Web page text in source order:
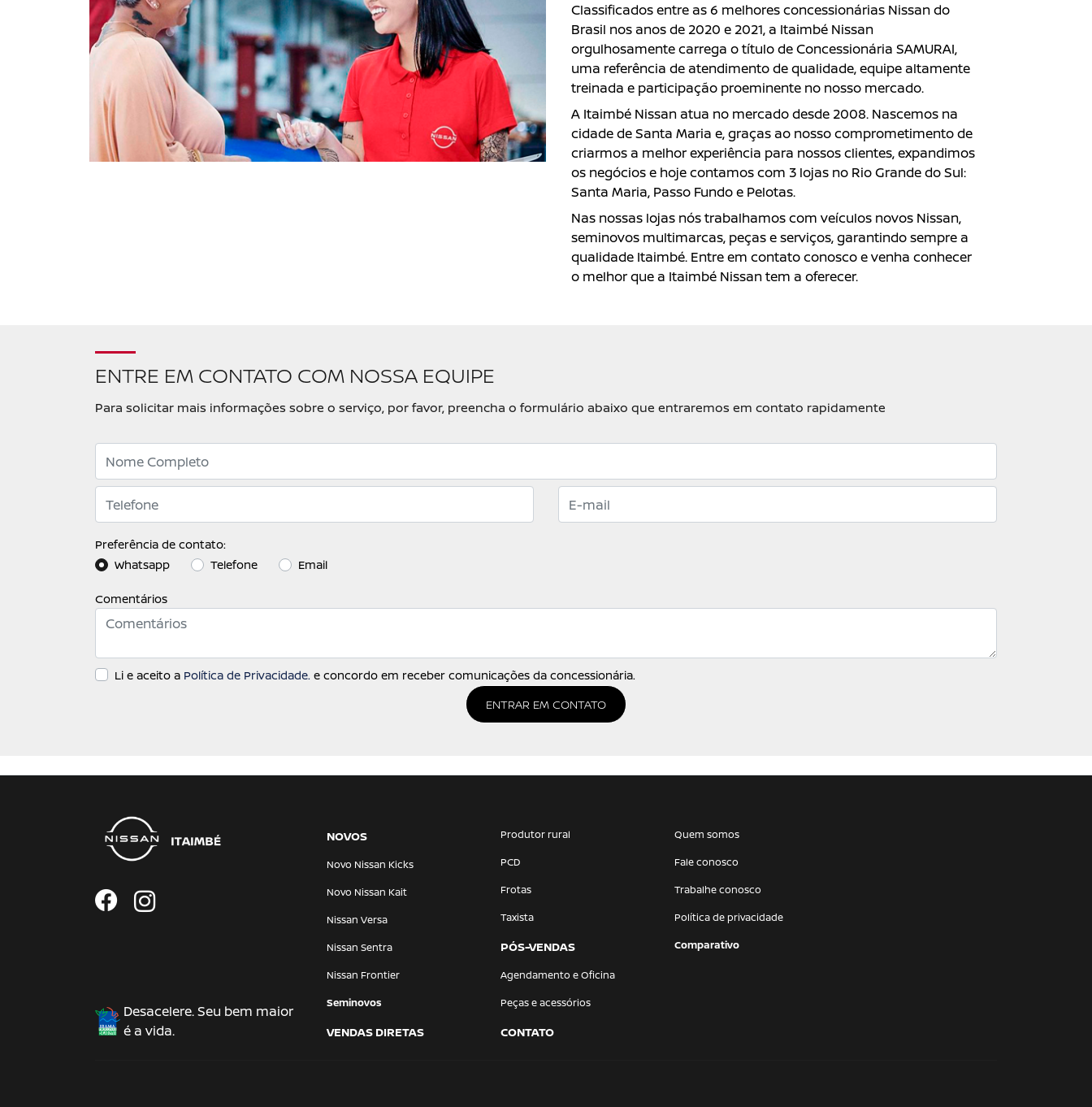
Classificados entre as 6 melhores concessionárias Nissan do
Brasil nos anos de 2020 e 2021, a Itaimbé Nissan
orgulhosamente carrega o título de Concessionária SAMURAI,
uma referência de atendimento de qualidade, equipe altamente
treinada e participação proeminente no nosso mercado.
A Itaimbé Nissan atua no mercado desde 2008. Nascemos na
cidade de Santa Maria e, graças ao nosso comprometimento de
criarmos a melhor experiência para nossos clientes, expandimos
os negócios e hoje contamos com 3 lojas no Rio Grande do Sul:
Santa Maria, Passo Fundo e Pelotas.
Nas nossas lojas nós trabalhamos com veículos novos Nissan,
seminovos multimarcas, peças e serviços, garantindo sempre a
qualidade Itaimbé. Entre em contato conosco e venha conhecer
o melhor que a Itaimbé Nissan tem a oferecer.
ENTRE EM CONTATO COM NOSSA EQUIPE
Para solicitar mais informações sobre o serviço, por favor, preencha o formulário abaixo que entraremos em contato rapidamente
Preferência de contato:
Whatsapp
Telefone Email
Comentários
Li e aceito a Política de Privacidade. e concordo em receber comunicações da concessionária.
ENTRAR EM CONTATO
Desacelere. Seu bem maior
é a vida.
NOVOS
Novo Nissan Kicks
Novo Nissan Kait
Nissan Versa
Nissan Sentra
Nissan Frontier
Seminovos
VENDAS DIRETAS
Produtor rural
PCD
Frotas
Taxista
PÓS-VENDAS
Agendamento e Oficina
Peças e acessórios
CONTATO
Quem somos
Fale conosco
Trabalhe conosco
Política de privacidade
Comparativo